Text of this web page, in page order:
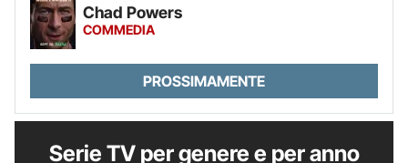
Chad Powers
COMMEDIA
PROSSIMAMENTE
Serie TV per genere e per anno